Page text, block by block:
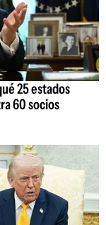
25 estados
60 socios